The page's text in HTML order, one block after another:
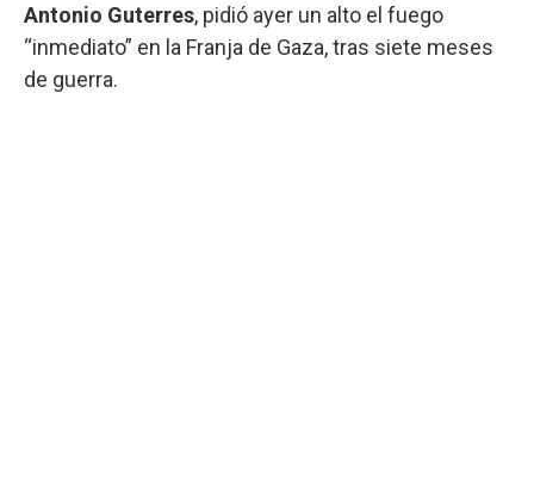
Antonio Guterres, pidió ayer un alto el fuego
“inmediato” en la Franja de Gaza, tras siete meses
de guerra.